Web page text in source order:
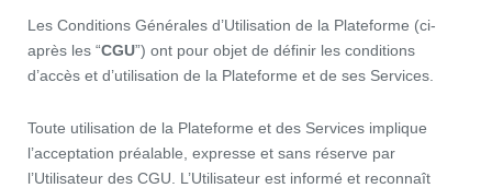
Les Conditions Générales d’Utilisation de la Plateforme (ci-
après les “CGU”) ont pour objet de définir les conditions
d’accès et d’utilisation de la Plateforme et de ses Services.
Toute utilisation de la Plateforme et des Services implique
l’acceptation préalable, expresse et sans réserve par
l’Utilisateur des CGU. L’Utilisateur est informé et reconnaît